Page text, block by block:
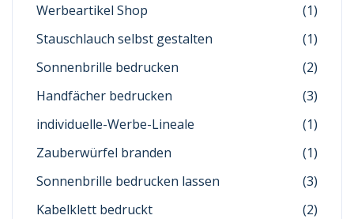
Werbeartikel Shop
(1)
Stauschlauch selbst gestalten
(1)
Sonnenbrille bedrucken
(2)
Handfächer bedrucken
(3)
individuelle-Werbe-Lineale
(1)
Zauberwürfel branden
(1)
Sonnenbrille bedrucken lassen
(3)
Kabelklett bedruckt
(2)